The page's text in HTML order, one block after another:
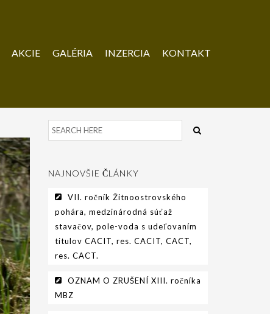
AKCIE GALÉRIA INZERCIA KONTAKT
NAJNOVŠIE ČLÁNKY
VII. ročník Žitnoostrovského
pohára, medzinárodná súťaž
stavačov, pole-voda s udeľovaním
titulov CACIT, res. CACIT, CACT,
res. CACT.
OZNAM O ZRUŠENÍ XIII. ročníka
MBZ